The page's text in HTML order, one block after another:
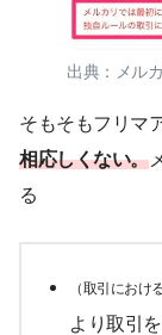
出典：メル
そもそもフリマ
相応しくない。
る
（取引におけ
より取引